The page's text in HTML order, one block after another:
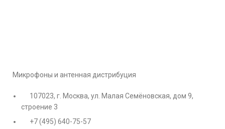
Микрофоны и антенная дистрибуция
107023, г. Москва, ул. Малая Семёновская, дом 9,
строение 3
+7 (495) 640-75-57